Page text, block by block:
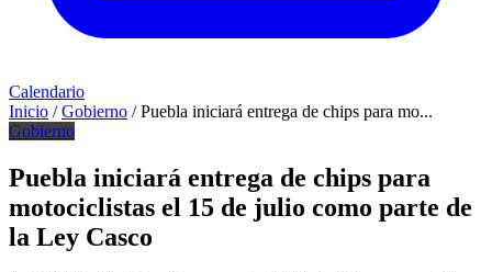
Calendario
Inicio / Gobierno / Puebla iniciará entrega de chips para mo...
Gobierno
Puebla iniciará entrega de chips para
motociclistas el 15 de julio como parte de
la Ley Casco